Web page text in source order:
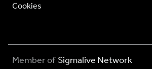
Cookies
Member of Sigmalive Network